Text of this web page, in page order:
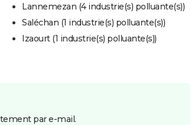
Lannemezan (4 industrie(s) polluante(s))
Saléchan (1 industrie(s) polluante(s))
Izaourt (1 industrie(s) polluante(s))
par e-mail.